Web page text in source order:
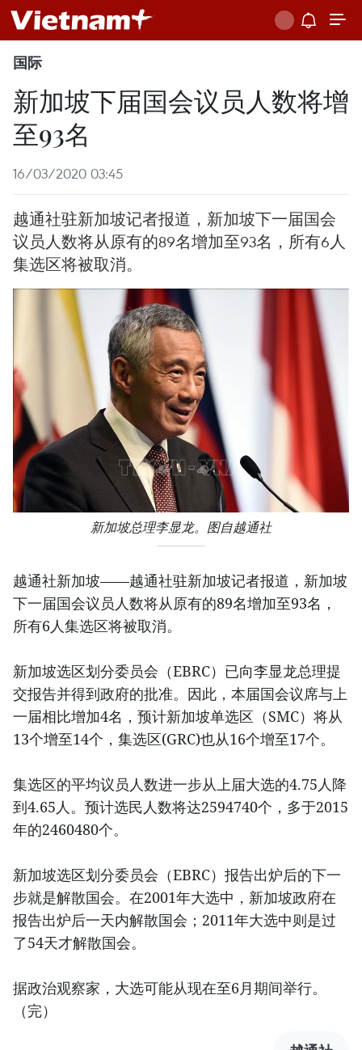
国际
新加坡下届国会议员人数将增
至93名
16/03/2020 03:45
越通社驻新加坡记者报道，新加坡下一届国会
议员人数将从原有的89名增加至93名，所有6人
集选区将被取消。
新加坡总理李显龙。图自越通社
越通社新加坡——越通社驻新加坡记者报道，新加坡
下一届国会议员人数将从原有的89名增加至93名，
所有6人集选区将被取消。
新加坡选区划分委员会（EBRC）已向李显龙总理提
交报告并得到政府的批准。因此，本届国会议席与上
一届相比增加4名，预计新加坡单选区（SMC）将从
13个增至14个，集选区(GRC)也从16个增至17个。
集选区的平均议员人数进一步从上届大选的4.75人降
到4.65人。预计选民人数将达2594740个，多于2015
年的2460480个。
新加坡选区划分委员会（EBRC）报告出炉后的下一
步就是解散国会。在2001年大选中，新加坡政府在
报告出炉后一天内解散国会；2011年大选中则是过
了54天才解散国会。
据政治观察家，大选可能从现在至6月期间举行。
（完）